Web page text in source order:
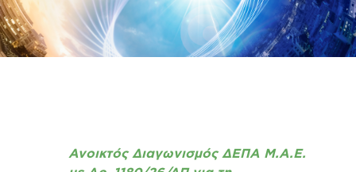
Ανοικτός Διαγωνισμός ΔΕΠΑ Μ.Α.Ε.